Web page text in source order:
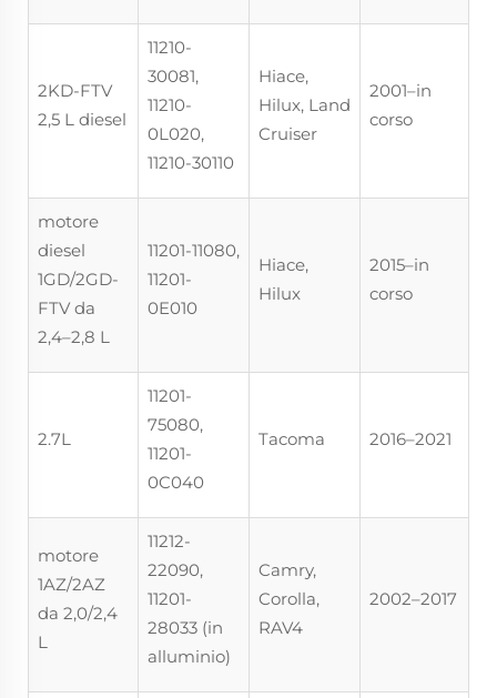
2KD-FTV
2,5 L diesel
11210-
30081,
11210-
0L020,
11210-30110
Hiace,
Hilux, Land
Cruiser
2001–in
corso
motore
diesel
1GD/2GD-
FTV da
2,4–2,8 L
11201-11080,
11201-
0E010
Hiace,
Hilux
2015–in
corso
2.7L
11201-
75080,
11201-
0C040
Tacoma 2016–2021
motore
1AZ/2AZ
da 2,0/2,4
L
11212-
22090,
11201-
28033 (in
alluminio)
Camry,
Corolla,
RAV4
2002–2017